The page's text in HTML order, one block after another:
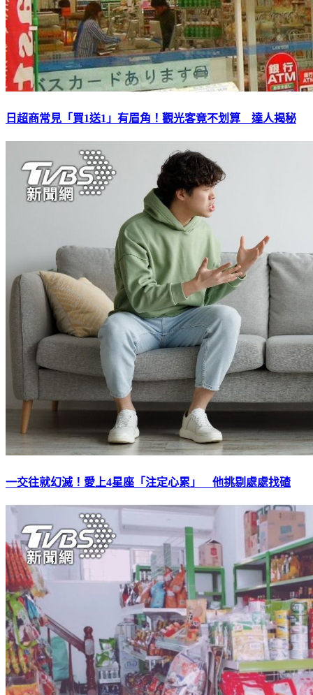
日超商常見「買1送1」有眉角！觀光客竟不划算 達人揭秘
一交往就幻滅！愛上4星座「注定心累」 他挑剔處處找碴